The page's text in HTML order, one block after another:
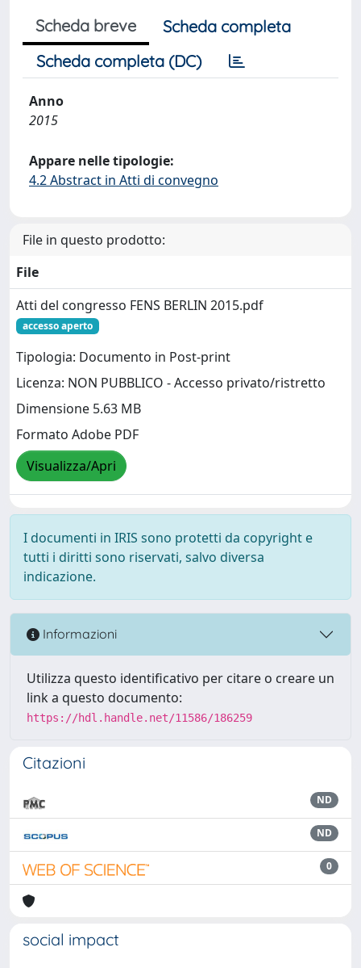
Scheda breve
Scheda completa
Scheda completa (DC)
Anno
2015
Appare nelle tipologie:
4.2 Abstract in Atti di convegno
File in questo prodotto:
File
Atti del congresso FENS BERLIN 2015.pdf
accesso aperto
Tipologia: Documento in Post-print
Licenza: NON PUBBLICO - Accesso privato/ristretto
Dimensione 5.63 MB
Formato Adobe PDF
Visualizza/Apri
I documenti in IRIS sono protetti da copyright e
tutti i diritti sono riservati, salvo diversa
indicazione.
Informazioni
Utilizza questo identificativo per citare o creare un
link a questo documento:
https://hdl.handle.net/11586/186259
Citazioni
ND
ND
0
social impact